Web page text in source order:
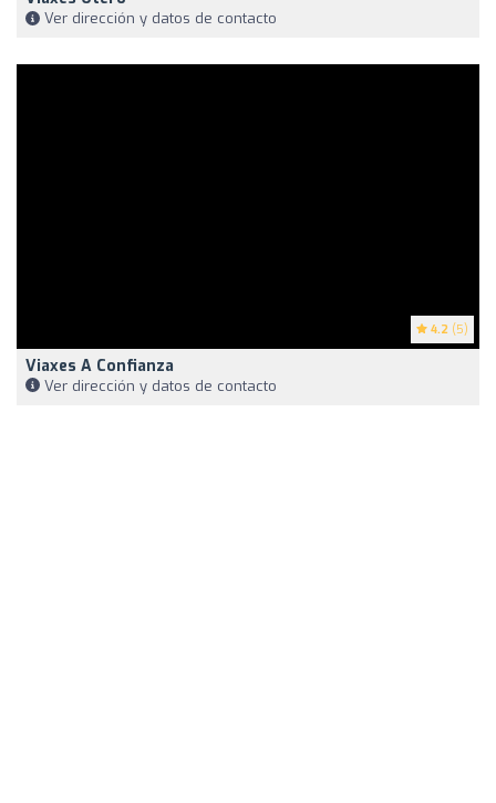
Ver dirección y datos de contacto
4.2 (5)
Viaxes A Confianza
Ver dirección y datos de contacto